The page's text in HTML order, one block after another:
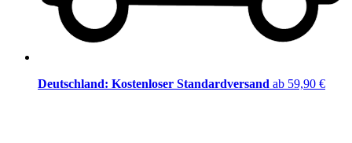
Deutschland: Kostenloser Standardversand ab 59,90 €